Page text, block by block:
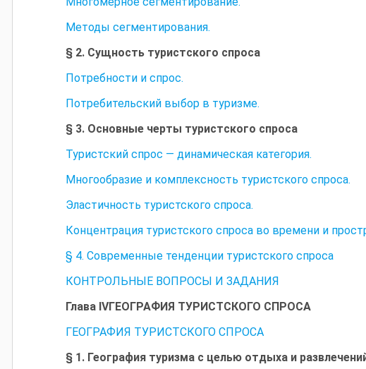
Методы сегментирования.
§ 2. Сущность туристского спроса
Потребности и спрос.
Потребительский выбор в туризме.
§ 3. Основные черты туристского спроса
Туристский спрос — динамическая категория.
Многообразие и комплексность туристского спроса.
Эластичность туристского спроса.
Концентрация туристского спроса во времени и
§ 4. Современные тенденции туристского спроса
КОНТРОЛЬНЫЕ ВОПРОСЫ И ЗАДАНИЯ
Глава IVГЕОГРАФИЯ ТУРИСТСКОГО СПРОСА
ГЕОГРАФИЯ ТУРИСТСКОГО СПРОСА
§ 1. География туризма с целью отдыха и